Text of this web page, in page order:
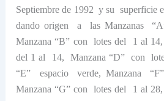
Septiembre de 1992 y su superficie
dando origen
a las Manzanas
Manzana “B” con
lotes del
1 al
del 1 al
14, Manzana “D” con
“E”
espacio verde, Manzana
Manzana “G” con
lotes del
1 al